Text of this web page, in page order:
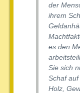
der
ihrem
es den
Sie sich
Schaf
Holz,